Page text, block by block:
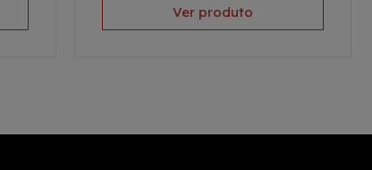
Ver produto